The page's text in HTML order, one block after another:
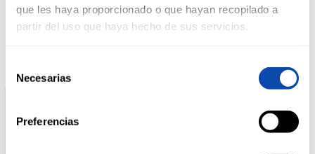
que les haya proporcionado o que hayan recopilado a
partir del uso que haya hecho de sus servicios.
Necesarias
Preferencias
PERFUMERÍA
E HIGIENE
HOGAR
Productos relacionados